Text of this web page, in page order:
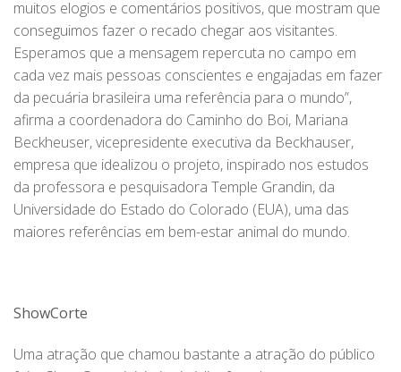
muitos elogios e comentários positivos, que mostram que
conseguimos fazer o recado chegar aos visitantes.
Esperamos que a mensagem repercuta no campo em
cada vez mais pessoas conscientes e engajadas em fazer
da pecuária brasileira uma referência para o mundo”,
afirma a coordenadora do Caminho do Boi, Mariana
Beckheuser, vicepresidente executiva da Beckhauser,
empresa que idealizou o projeto, inspirado nos estudos
da professora e pesquisadora Temple Grandin, da
Universidade do Estado do Colorado (EUA), uma das
maiores referências em bem-estar animal do mundo.
ShowCorte
Uma atração que chamou bastante a atração do público